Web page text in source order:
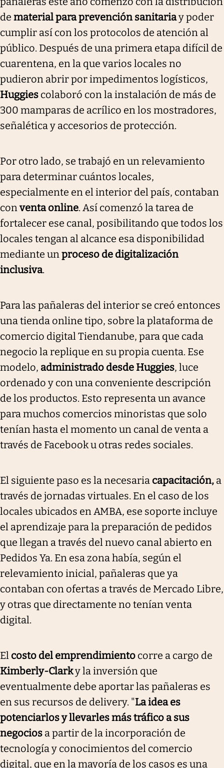
de material para prevención sanitariay poder
cumplir así con los protocolos de atención al
público. Después de una primera etapa difícil de
cuarentena, en la que varios locales no
pudieron abrir por impedimentos logísticos,
Huggies colaboró con la instalación de más de
300 mamparas de acrílico en los mostradores,
señalética y accesorios de protección.
Por otro lado, se trabajó en un relevamiento
para determinar cuántos locales,
especialmente en el interior del país, contaban
conventa online. Así comenzó la tarea de
fortalecer ese canal, posibilitando que todos los
locales tengan al alcance esa disponibilidad
mediante unproceso de digitalización
inclusiva.
Para las pañaleras del interior se creó entonces
una tienda online tipo, sobre la plataforma de
comercio digital Tiendanube, para que cada
negocio la replique en su propia cuenta. Ese
modelo, administrado desde Huggies, luce
ordenado y con una conveniente descripción
de los productos. Esto representa un avance
para muchos comercios minoristas que solo
tenían hasta el momento un canal de venta a
través de Facebook u otras redes sociales.
El siguiente paso es la necesaria capacitación, a
través de jornadas virtuales. En el caso de los
locales ubicados en AMBA, ese soporte incluye
el aprendizaje para la preparación de pedidos
que llegan a través del nuevo canal abierto en
Pedidos Ya. En esa zona había, según el
relevamiento inicial, pañaleras que ya
contaban con ofertas a través de Mercado Libre,
y otras que directamente no tenían venta
digital.
El costo del emprendimiento corre a cargo de
Kimberly-Clarky la inversión que
eventualmente debe aportar las pañaleras es
en sus recursos de delivery. "La idea es
potenciarlos y llevarles más tráfico a sus
negocios a partir de la incorporación de
tecnología y conocimientos del comercio
digital, que en la mayoría de los casos es una